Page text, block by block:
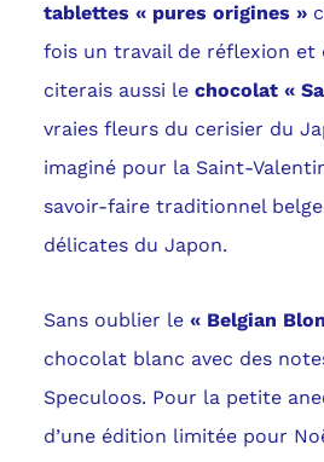
tablettes « pures origines »
fois un travail de réflexion
citerais aussi le chocolat «
vraies fleurs du cerisier du
imaginé pour la Saint-
savoir-faire traditionnel
délicates du Japon.
Sans oublier le « Belgian
chocolat blanc avec des
Speculoos. Pour la petite
d’une édition limitée pour